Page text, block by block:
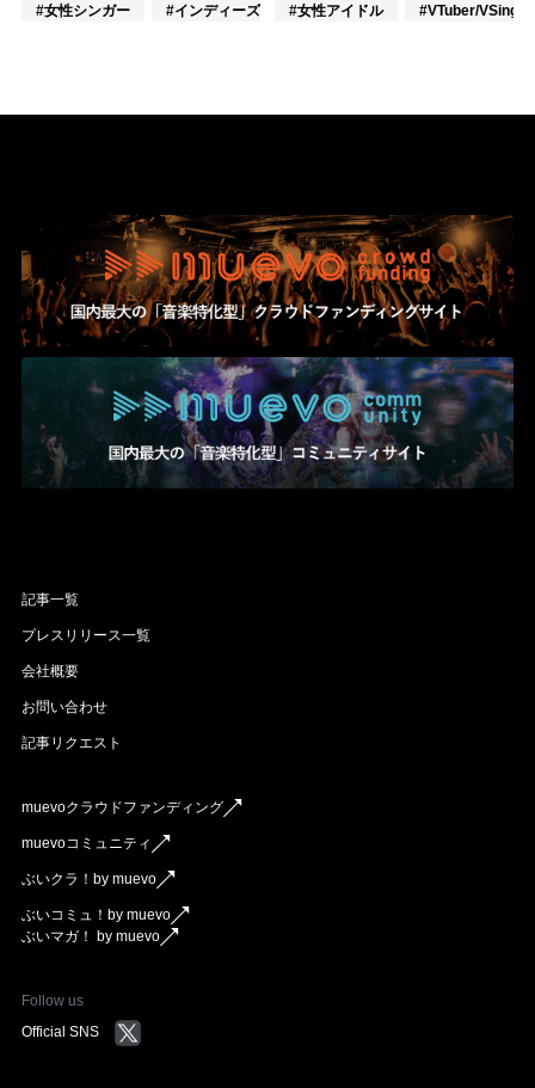
#女性シンガー
#インディーズ #混合ユニット
#女性アイドル
#VTuber/VSinger
記事一覧
プレスリリース一覧
会社概要
お問い合わせ
記事リクエスト
muevoクラウドファンディング
muevoコミュニティ
ぶいクラ！by muevo
ぶいコミュ！by muevo
ぶいマガ！ by muevo
Follow us
Official SNS